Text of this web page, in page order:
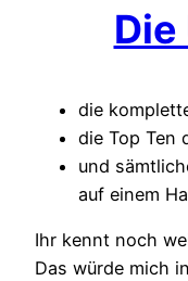
die
die Top Ten
und
auf einem
Ihr kennt noch
Das würde mich